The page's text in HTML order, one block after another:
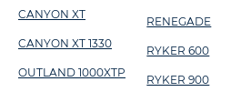
CANYON XT
CANYON XT 1330
OUTLAND 1000XTP
RENEGADE
RYKER 600
RYKER 900